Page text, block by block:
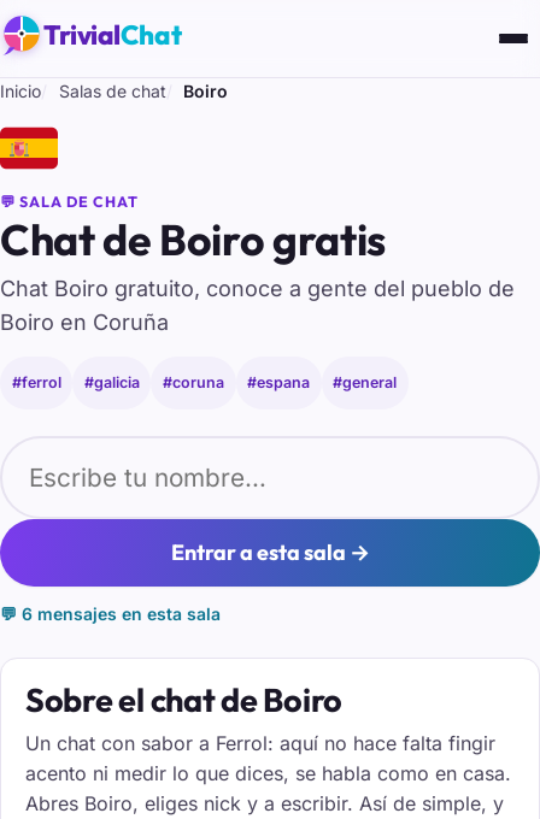
TrivialChat
Inicio Salas de chat Boiro
🇪🇸
💬 SALA DE CHAT
Chat de Boiro gratis
Chat Boiro gratuito, conoce a gente del pueblo de
Boiro en Coruña
#ferrol #galicia #coruna #espana #general
Entrar a esta sala →
💬 6 mensajes en esta sala
Sobre el chat de Boiro
Un chat con sabor a Ferrol: aquí no hace falta fingir
acento ni medir lo que dices, se habla como en casa.
Abres Boiro, eliges nick y a escribir. Así de simple, y